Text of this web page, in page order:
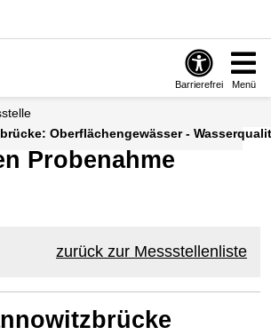
Barrierefrei Menü
Oberflächengewässer -
Probenahme
zurück zur Messstellenliste